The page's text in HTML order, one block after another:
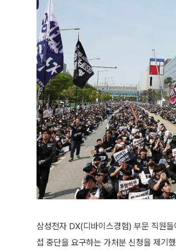
삼성전자 DX(디바이스경험) 부문 직원
섭 중단을 요구하는 가처분 신청을 제기